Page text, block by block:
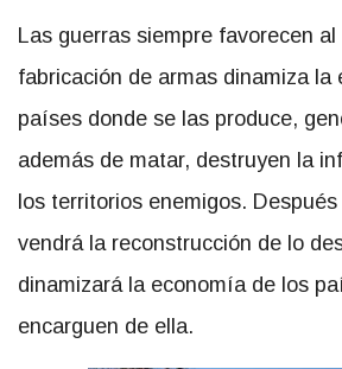
Las guerras siempre favorecen
fabricación de armas dinamiza la
países donde se las produce,
además de matar, destruyen la
los territorios enemigos.
vendrá la reconstrucción de lo
dinamizará la economía de los
encarguen de ella.